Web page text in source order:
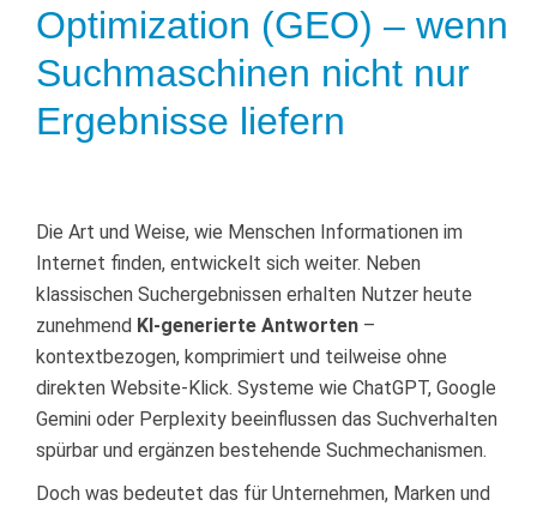
Optimization (GEO) – wenn
Suchmaschinen nicht nur
Ergebnisse liefern
Die Art und Weise, wie Menschen Informationen im
Internet finden, entwickelt sich weiter. Neben
klassischen Suchergebnissen erhalten Nutzer heute
zunehmend KI-generierte Antworten –
kontextbezogen, komprimiert und teilweise ohne
direkten Website-Klick. Systeme wie ChatGPT, Google
Gemini oder Perplexity beeinflussen das Suchverhalten
spürbar und ergänzen bestehende Suchmechanismen.
Doch was bedeutet das für Unternehmen, Marken und